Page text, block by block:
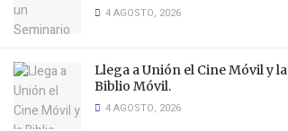
4 AGOSTO, 2026
Llega a Unión el Cine Móvil y la
Biblio Móvil.
4 AGOSTO, 2026